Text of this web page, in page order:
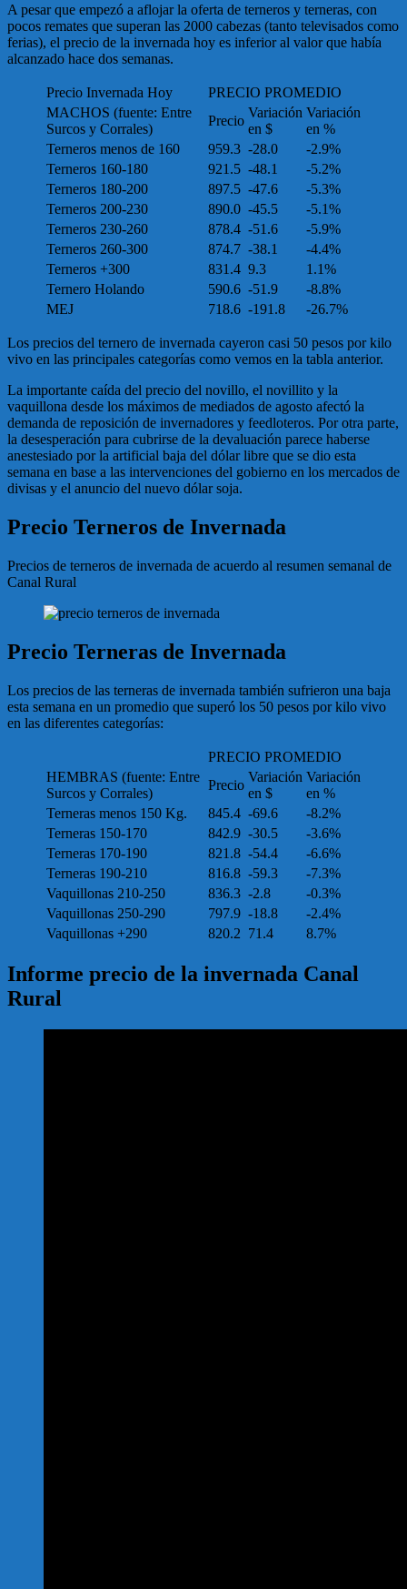
A pesar que empezó a aflojar la oferta de terneros y terneras, con
pocos remates que superan las 2000 cabezas (tanto televisados como
ferias), el precio de la invernada hoy es inferior al valor que había
alcanzado hace dos semanas.
Precio Invernada Hoy
PRECIO PROMEDIO
MACHOS (fuente: Entre
Surcos y Corrales)
Precio
Variación
en $
Variación
en %
Terneros menos de 160
959.3 -28.0
-2.9%
Terneros 160-180
921.5 -48.1
-5.2%
Terneros 180-200
897.5 -47.6
-5.3%
Terneros 200-230
890.0 -45.5
-5.1%
Terneros 230-260
878.4 -51.6
-5.9%
Terneros 260-300
874.7 -38.1
-4.4%
Terneros +300
831.4 9.3
1.1%
Ternero Holando
590.6 -51.9
-8.8%
MEJ
718.6 -191.8 -26.7%
Los precios del ternero de invernada cayeron casi 50 pesos por kilo
vivo en las principales categorías como vemos en la tabla anterior.
La importante caída del precio del novillo, el novillito y la
vaquillona desde los máximos de mediados de agosto afectó la
demanda de reposición de invernadores y feedloteros. Por otra parte,
la desesperación para cubrirse de la devaluación parece haberse
anestesiado por la artificial baja del dólar libre que se dio esta
semana en base a las intervenciones del gobierno en los mercados de
divisas y el anuncio del nuevo dólar soja.
Precio Terneros de Invernada
Precios de terneros de invernada de acuerdo al resumen semanal de
Canal Rural
Precio Terneras de Invernada
Los precios de las terneras de invernada también sufrieron una baja
esta semana en un promedio que superó los 50 pesos por kilo vivo
en las diferentes categorías:
PRECIO PROMEDIO
HEMBRAS (fuente: Entre
Surcos y Corrales)
Precio
Variación
en $
Variación
en %
Terneras menos 150 Kg.
845.4 -69.6
-8.2%
Terneras 150-170
842.9 -30.5
-3.6%
Terneras 170-190
821.8 -54.4
-6.6%
Terneras 190-210
816.8 -59.3
-7.3%
Vaquillonas 210-250
836.3 -2.8
-0.3%
Vaquillonas 250-290
797.9 -18.8
-2.4%
Vaquillonas +290
820.2 71.4 8.7%
Informe precio de la invernada Canal
Rural